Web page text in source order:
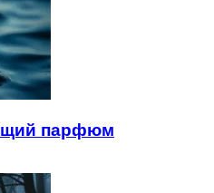
парфюм